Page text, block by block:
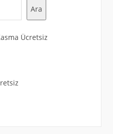
Ara
Ücretsiz